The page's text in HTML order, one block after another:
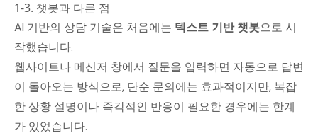
1-3. 챗봇과 다른 점
AI 기반의 상담 기술은 처음에는 텍스트 기반 챗봇으로 시
작했습니다.
웹사이트나 메신저 창에서 질문을 입력하면 자동으로 답변
이 돌아오는 방식으로, 단순 문의에는 효과적이지만, 복잡
한 상황 설명이나 즉각적인 반응이 필요한 경우에는 한계
가 있었습니다.